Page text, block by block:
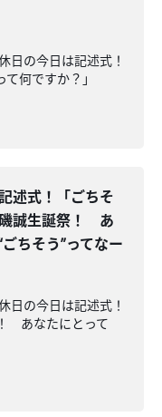
日の今日は記述式！
何ですか？」
述式！「ごちそ
誠生誕祭！ あ
ちそう”ってなー
日の今日は記述式！
あなたにとって